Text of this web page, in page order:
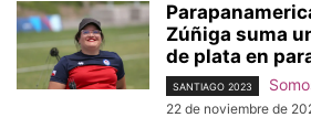
Zúñiga suma
de plata en
SANTIAGO 2023
22 de noviembre de